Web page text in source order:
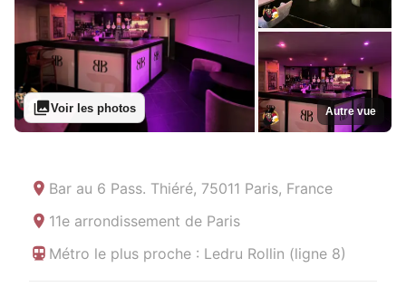
Voir les photos Autre vue
Bar au 6 Pass. Thiéré, 75011 Paris, France
11e arrondissement de Paris
Métro le plus proche : Ledru Rollin (ligne 8)